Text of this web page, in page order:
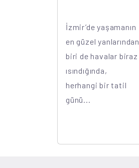
İzmir’de yaşamanın
en güzel yanlarından
biri de havalar biraz
ısındığında,
herhangi bir tatil
günü...